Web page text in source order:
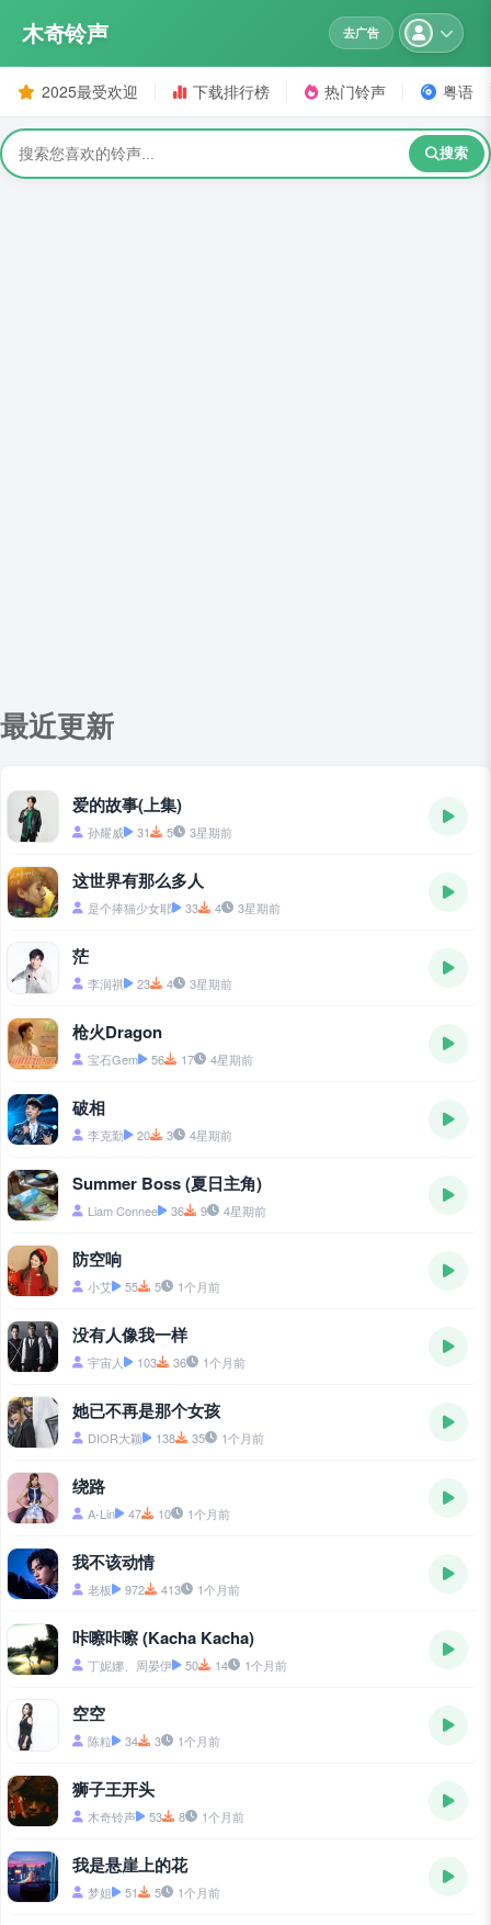
木奇铃声 去广告
2025最受欢迎 下载排行榜 热门铃声 粤语
搜索
最近更新
爱的故事(上集)
孙耀威 31 5 3星期前
这世界有那么多人
是个捧猫少女耶 33 4 3星期前
茫
李润祺 23 4 3星期前
枪火Dragon
宝石Gem 56 17 4星期前
破相
李克勤 20 3 4星期前
Summer Boss (夏日主角)
Liam Connee 36 9 4星期前
防空响
小艾 55 5 1个月前
没有人像我一样
宇宙人 103 36 1个月前
她已不再是那个女孩
DIOR大颖 138 35 1个月前
绕路
A-Lin 47 10 1个月前
我不该动情
老板 972 413 1个月前
咔嚓咔嚓 (Kacha Kacha)
丁妮娜、周晏伊 50 14 1个月前
空空
陈粒 34 3 1个月前
狮子王开头
木奇铃声 53 8 1个月前
我是悬崖上的花
梦姐 51 5 1个月前